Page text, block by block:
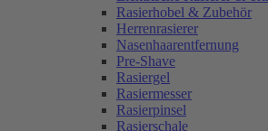
Rasierhobel & Zubehör
Herrenrasierer
Nasenhaarentfernung
Pre-Shave
Rasiergel
Rasiermesser
Rasierpinsel
Rasierschale